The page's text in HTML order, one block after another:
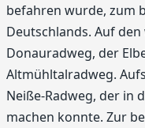
befahren wurde, zum
Deutschlands. Auf
Donauradweg, der
Altmühltalradweg.
Neiße-Radweg, der in
machen konnte. Zur